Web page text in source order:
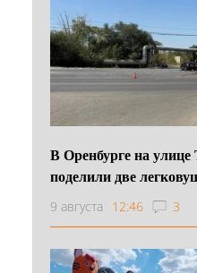
В Оренбурге на
поделили две
9 августа 12:46 3